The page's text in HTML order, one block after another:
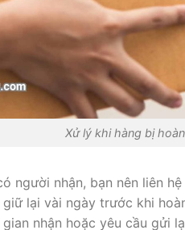
Xử lý khi hàng bị
người nhận, bạn nên liên
lại vài ngày trước khi
nhận hoặc yêu cầu gửi